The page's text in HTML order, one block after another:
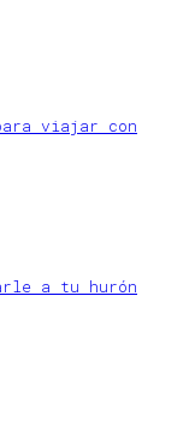
viajar con
a tu hurón